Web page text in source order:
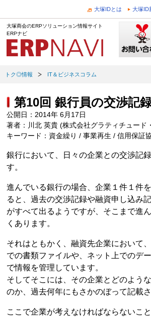
大塚IDとは 大塚ID
大塚商会のERPソリューション情報サイト
ERPナビ
トク◎情報 IT＆ビジネスコラム
第10回 銀行員の交渉記
公開日：2014年 6月17日
著者：川北 英貴 (株式会社グラティチュード
キーワード：資金繰り / 事業再生 / 信用保証
銀行において、日々の企業との交渉記
す。
進んでいる銀行の場合、企業１件１件
ると、過去の交渉記録や融資申し込み
がすべて出るようですが、そこまで進
くあります。
それはともかく、融資先企業において
での書類ファイルや、ネット上でのデ
で情報を管理しています。
そしてそこには、その企業とどのよう
のか、過去何年にもさかのぼって記載さ
ここで企業が考えなければならないこ